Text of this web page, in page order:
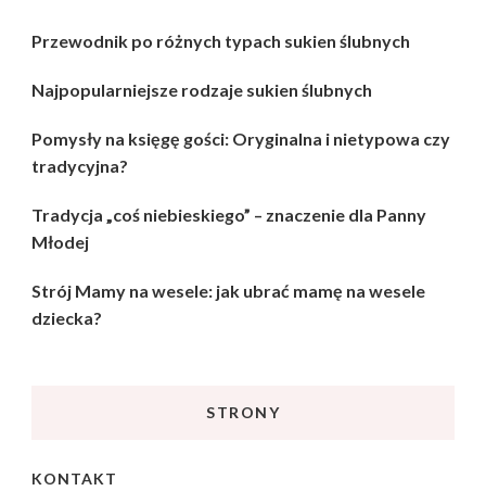
Przewodnik po różnych typach sukien ślubnych
Najpopularniejsze rodzaje sukien ślubnych
Pomysły na księgę gości: Oryginalna i nietypowa czy
tradycyjna?
Tradycja „coś niebieskiego” – znaczenie dla Panny
Młodej
Strój Mamy na wesele: jak ubrać mamę na wesele
dziecka?
STRONY
KONTAKT